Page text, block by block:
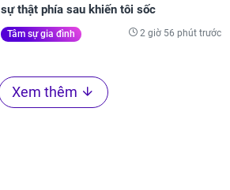
sự thật phía sau khiến tôi sốc
Tâm sự gia đình 2 giờ 56 phút trước
Xem thêm